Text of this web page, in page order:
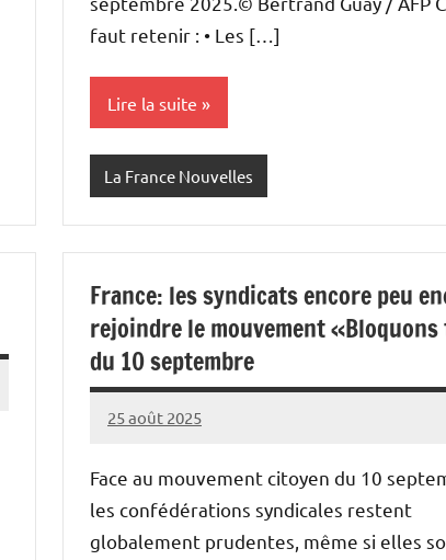
faut retenir : • Les […]
Lire la suite
La France Nouvelles
France: les syndicats encore peu
rejoindre le mouvement
du 10 septembre
25 août 2025
Admins
Face au mouvement citoyen du 10
les confédérations syndicales restent
globalement prudentes, même si elles